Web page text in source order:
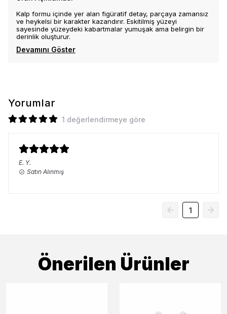
Kalp formu içinde yer alan figüratif detay, parçaya zamansız
ve heykelsi bir karakter kazandırır. Eskitilmiş yüzeyi
sayesinde yüzeydeki kabartmalar yumuşak ama belirgin bir
derinlik oluşturur.
Devamını Göster
Yorumlar
1 değerlendirmeye göre
E. Y.
Satın Alınmış
1
Önerilen Ürünler